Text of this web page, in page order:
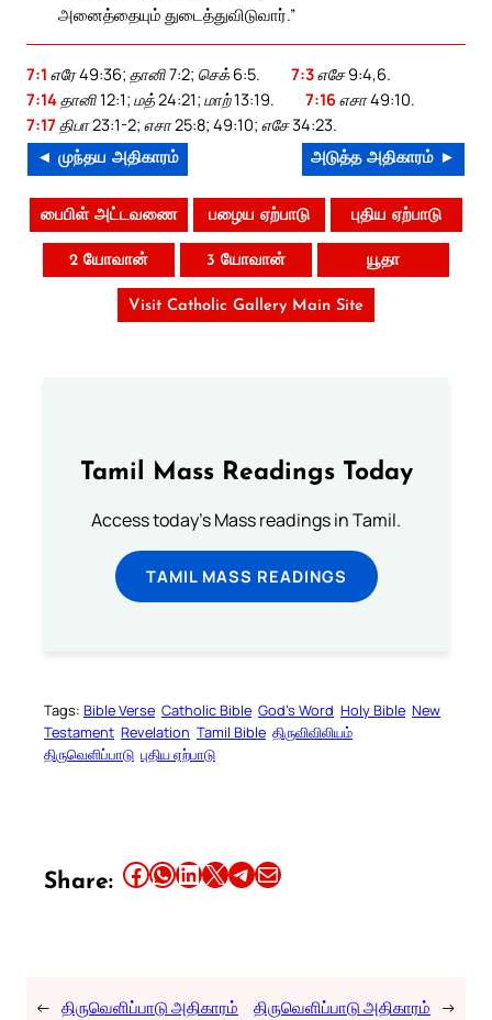
அனைத்தையும் துடைத்துவிடுவார்.”
7:1 எரே 49:36; தானி 7:2; செக் 6:5. 7:3எசே 9:4,6.
7:14தானி 12:1; மத் 24:21; மாற் 13:19. 7:16எசா 49:10.
7:17 திபா 23:1-2; எசா 25:8; 49:10; எசே 34:23.
◄ முந்தய அதிகாரம் அடுத்த அதிகாரம் ►
பைபிள் அட்டவணை பழைய ஏற்பாடு புதிய ஏற்பாடு
2 யோவான் 3 யோவான் யூதா
Visit Catholic Gallery Main Site
Tamil Mass Readings Today
Access today's Mass readings in Tamil.
TAMIL MASS READINGS
Tags: Bible Verse Catholic Bible God’s Word Holy Bible New
Testament Revelation Tamil Bible திருவிவிலியம்
திருவெளிப்பாடு புதிய ஏற்பாடு
Share: Share this article on Facebook Share this article on WhatsApp Share this article on LinkedIn Share this article on X Share this article on TelegramEmail this Article
← திருவெளிப்பாடு அதிகாரம்
திருவெளிப்பாடு அதிகாரம் →